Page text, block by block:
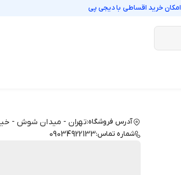
امکان خرید اقساطی بادیجی پی
آدرس فروشگاه:تهران - میدان شوش -
شماره تماس:09034922133